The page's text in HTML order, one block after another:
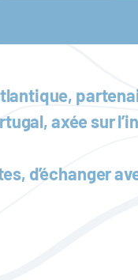
axée sur
d’échanger